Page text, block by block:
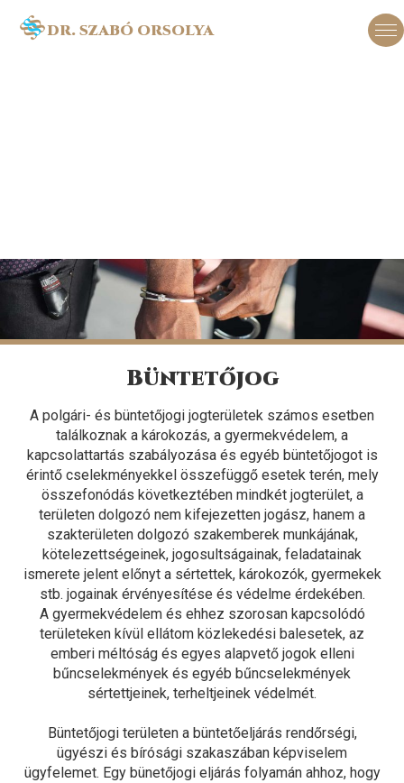
DR. SZABÓ ORSOLYA
Büntetőjog
A polgári- és büntetőjogi jogterületek számos esetben
találkoznak a károkozás, a gyermekvédelem, a
kapcsolattartás szabályozása és egyéb büntetőjogot is
érintő cselekményekkel összefüggő esetek terén, mely
összefonódás következtében mindkét jogterület, a
területen dolgozó nem kifejezetten jogász, hanem a
szakterületen dolgozó szakemberek munkájának,
kötelezettségeinek, jogosultságainak, feladatainak
ismerete jelent előnyt a sértettek, károkozók, gyermekek
stb. jogainak érvényesítése és védelme érdekében.
A gyermekvédelem és ehhez szorosan kapcsolódó
területeken kívül ellátom közlekedési balesetek, az
emberi méltóság és egyes alapvető jogok elleni
bűncselekmények és egyéb bűncselekmények
sértettjeinek, terheltjeinek védelmét.
Büntetőjogi területen a büntetőeljárás rendőrségi,
ügyészi és bírósági szakaszában képviselem
ügyfelemet. Egy bünetőjogi eljárás folyamán ahhoz, hogy